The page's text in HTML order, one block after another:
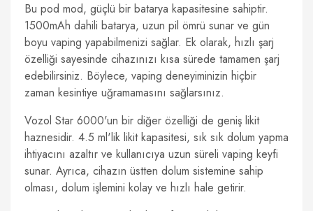
Bu pod mod, güçlü bir batarya kapasitesine sahiptir.
1500mAh dahili batarya, uzun pil ömrü sunar ve gün
boyu vaping yapabilmenizi sağlar. Ek olarak, hızlı şarj
özelliği sayesinde cihazınızı kısa sürede tamamen şarj
edebilirsiniz. Böylece, vaping deneyiminizin hiçbir
zaman kesintiye uğramamasını sağlarsınız.
Vozol Star 6000'un bir diğer özelliği de geniş likit
haznesidir. 4.5 ml'lik likit kapasitesi, sık sık dolum yapma
ihtiyacını azaltır ve kullanıcıya uzun süreli vaping keyfi
sunar. Ayrıca, cihazın üstten dolum sistemine sahip
olması, dolum işlemini kolay ve hızlı hale getirir.